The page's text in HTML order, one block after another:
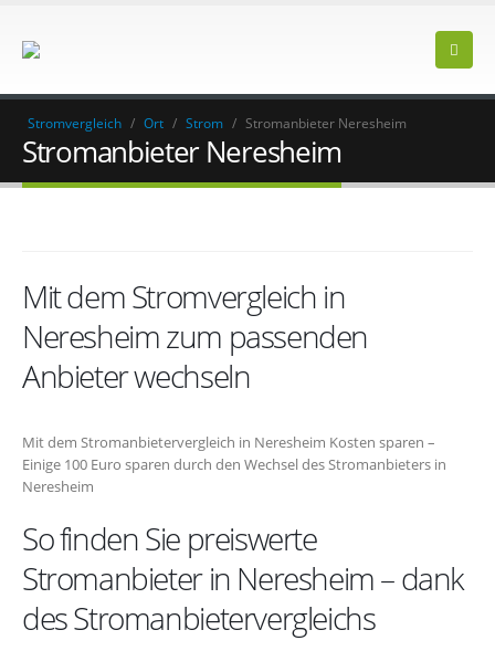
Stromvergleich / Ort / Strom / Stromanbieter Neresheim
Stromanbieter Neresheim
Mit dem Stromvergleich in
Neresheim zum passenden
Anbieter wechseln
Mit dem Stromanbietervergleich in Neresheim Kosten sparen –
Einige 100 Euro sparen durch den Wechsel des Stromanbieters in
Neresheim
So finden Sie preiswerte
Stromanbieter in Neresheim – dank
des Stromanbietervergleichs